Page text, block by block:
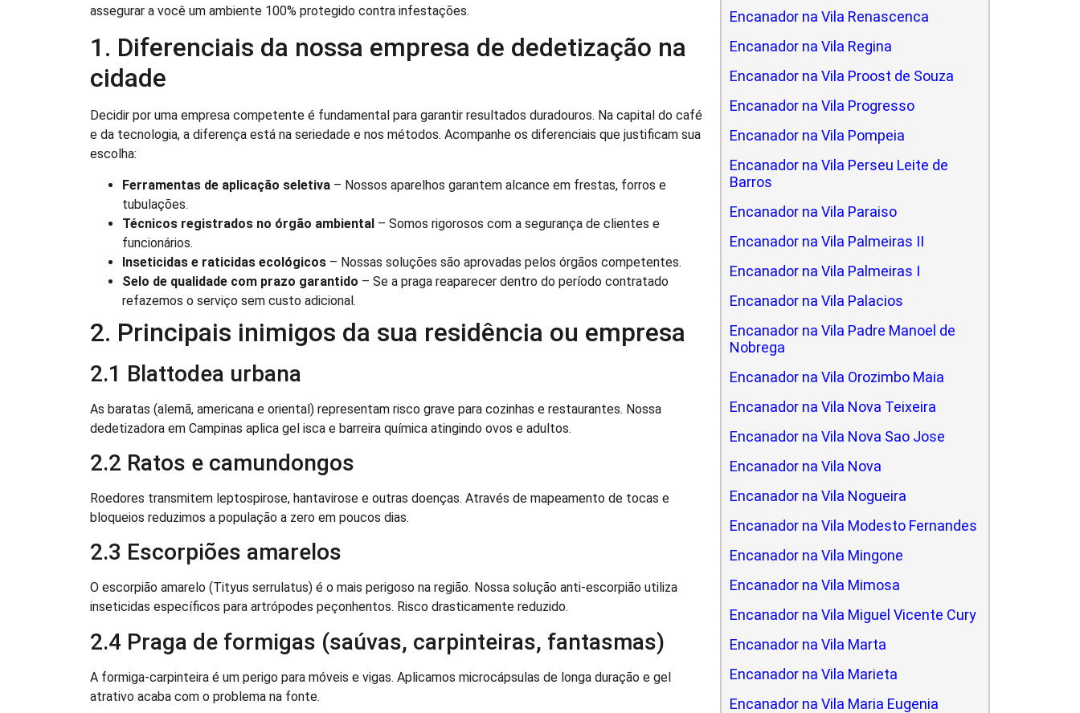
assegurar a você um ambiente 100% protegido contra infestações.
1. Diferenciais da nossa empresa de dedetização na
cidade
Decidir por uma empresa competente é fundamental para garantir resultados duradouros. Na capital do café
e da tecnologia, a diferença está na seriedade e nos métodos. Acompanhe os diferenciais que justificam sua
escolha:
Ferramentas de aplicação seletiva – Nossos aparelhos garantem alcance em frestas, forros e
tubulações.
Técnicos registrados no órgão ambiental – Somos rigorosos com a segurança de clientes e
funcionários.
Inseticidas e raticidas ecológicos – Nossas soluções são aprovadas pelos órgãos competentes.
Selo de qualidade com prazo garantido – Se a praga reaparecer dentro do período contratado
refazemos o serviço sem custo adicional.
2. Principais inimigos da sua residência ou empresa
2.1 Blattodea urbana
As baratas (alemã, americana e oriental) representam risco grave para cozinhas e restaurantes. Nossa
dedetizadora em Campinas aplica gel isca e barreira química atingindo ovos e adultos.
2.2 Ratos e camundongos
Roedores transmitem leptospirose, hantavirose e outras doenças. Através de mapeamento de tocas e
bloqueios reduzimos a população a zero em poucos dias.
2.3 Escorpiões amarelos
O escorpião amarelo (Tityus serrulatus) é o mais perigoso na região. Nossa solução anti-escorpião utiliza
inseticidas específicos para artrópodes peçonhentos. Risco drasticamente reduzido.
2.4 Praga de formigas (saúvas, carpinteiras, fantasmas)
A formiga-carpinteira é um perigo para móveis e vigas. Aplicamos microcápsulas de longa duração e gel
atrativo acaba com o problema na fonte.
Encanador na Vila Renascenca
Encanador na Vila Regina
Encanador na Vila Proost de Souza
Encanador na Vila Progresso
Encanador na Vila Pompeia
Encanador na Vila Perseu Leite de
Barros
Encanador na Vila Paraiso
Encanador na Vila Palmeiras II
Encanador na Vila Palmeiras I
Encanador na Vila Palacios
Encanador na Vila Padre Manoel de
Nobrega
Encanador na Vila Orozimbo Maia
Encanador na Vila Nova Teixeira
Encanador na Vila Nova Sao Jose
Encanador na Vila Nova
Encanador na Vila Nogueira
Encanador na Vila Modesto Fernandes
Encanador na Vila Mingone
Encanador na Vila Mimosa
Encanador na Vila Miguel Vicente Cury
Encanador na Vila Marta
Encanador na Vila Marieta
Encanador na Vila Maria Eugenia